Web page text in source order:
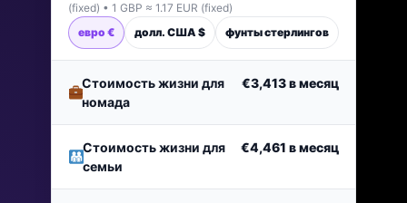
(fixed) • 1 GBP ≈ 1.17 EUR (fixed)
евро €
долл. США $ фунты стерлингов
Стоимость жизни для
номада
€3,413в месяц
Стоимость жизни для
семьи
€4,461 в месяц